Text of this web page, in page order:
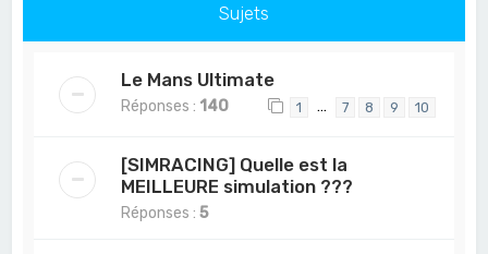
Sujets
Le Mans Ultimate
Réponses : 140 1 … 7 8 9 10
[SIMRACING] Quelle est la
MEILLEURE simulation ???
Réponses :5